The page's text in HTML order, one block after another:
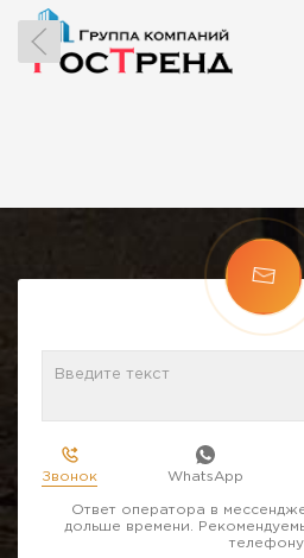
Звонок WhatsApp
Ответ оператора в
дольше времени.
телефону